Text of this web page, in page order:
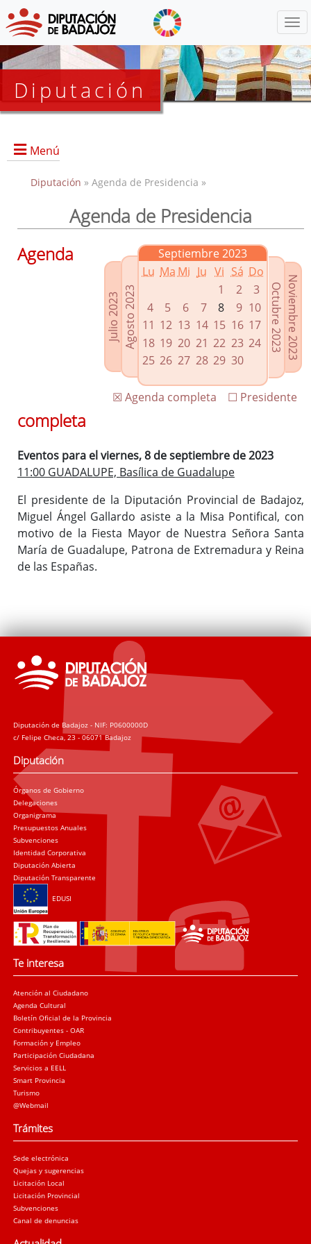
Diputación
Menú
Presidencia
Grupos Políticos
Enlaces relacionados
Agenda de Presidencia
Plenos provinciales y Juntas de gobierno
Oficina de Proyectos Europeos
Diputación » Agenda de Presidencia »
Agenda de Presidencia
Julio 2023Agosto 2023
Septiembre 2023
Lu Ma Mi Ju Vi Sá Do
1
2
3
4
5 6 7 8 9 10
11 12 13 14 15 16 17
18 19 20 21 22 23 24
25 26 27 28 29 30
Noviembre 2023
Octubre 2023
☐ Presidente
☒ Agenda completa
Agenda
completa
Eventos para el viernes, 8 de septiembre de 2023
11:00 GUADALUPE, Basílica de Guadalupe
El presidente de la Diputación Provincial de Badajoz,
Miguel Ángel Gallardo asiste a la Misa Pontifical, con
motivo de la Fiesta Mayor de Nuestra Señora Santa
María de Guadalupe, Patrona de Extremadura y Reina
de las Españas.
Diputación de Badajoz - NIF: P0600000D
c/ Felipe Checa, 23 - 06071 Badajoz
Diputación
Órganos de Gobierno
Delegaciones
Organigrama
Presupuestos Anuales
Subvenciones
Identidad Corporativa
Diputación Abierta
Diputación Transparente
EDUSI
Te interesa
Atención al Ciudadano
Agenda Cultural
Boletín Oficial de la Provincia
Contribuyentes - OAR
Formación y Empleo
Participación Ciudadana
Servicios a EELL
Smart Provincia
Turismo
@Webmail
Trámites
Sede electrónica
Quejas y sugerencias
Licitación Local
Licitación Provincial
Subvenciones
Canal de denuncias